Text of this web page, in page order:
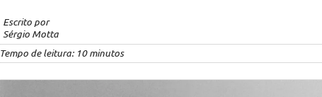
Escrito por
Sérgio Motta
Tempo de leitura: 10 minutos